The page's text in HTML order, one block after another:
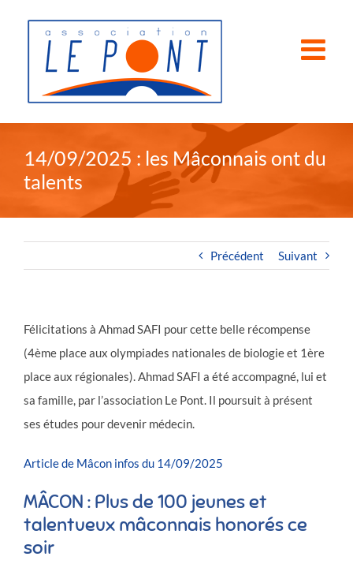
14/09/2025 : les Mâconnais ont du
talents
Précédent Suivant
Félicitations à Ahmad SAFI pour cette belle récompense
(4ème place aux olympiades nationales de biologie et 1ère
place aux régionales). Ahmad SAFI a été accompagné, lui et
sa famille, par l’association Le Pont. Il poursuit à présent
ses études pour devenir médecin.
Article de Mâcon infos du 14/09/2025
MÂCON : Plus de 100 jeunes et
talentueux mâconnais honorés ce
soir